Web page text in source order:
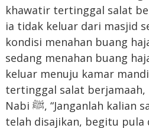
khawatir tertinggal salat
ia tidak keluar dari masjid
kondisi menahan buang
sedang menahan buang
keluar menuju kamar
tertinggal salat berjamaah,
Nabi ﷺ, “Janganlah kalian salat saat makanan
telah disajikan, begitu pula